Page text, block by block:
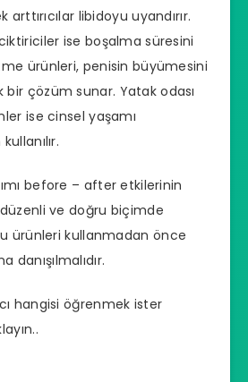
libidoyu uyandırır.
ise boşalma süresini
ürünleri, penisin büyümesini
çözüm sunar. Yatak odası
ise cinsel yaşamı
before – after etkilerinin
ve doğru biçimde
ürünleri kullanmadan önce
hangisi öğrenmek ister